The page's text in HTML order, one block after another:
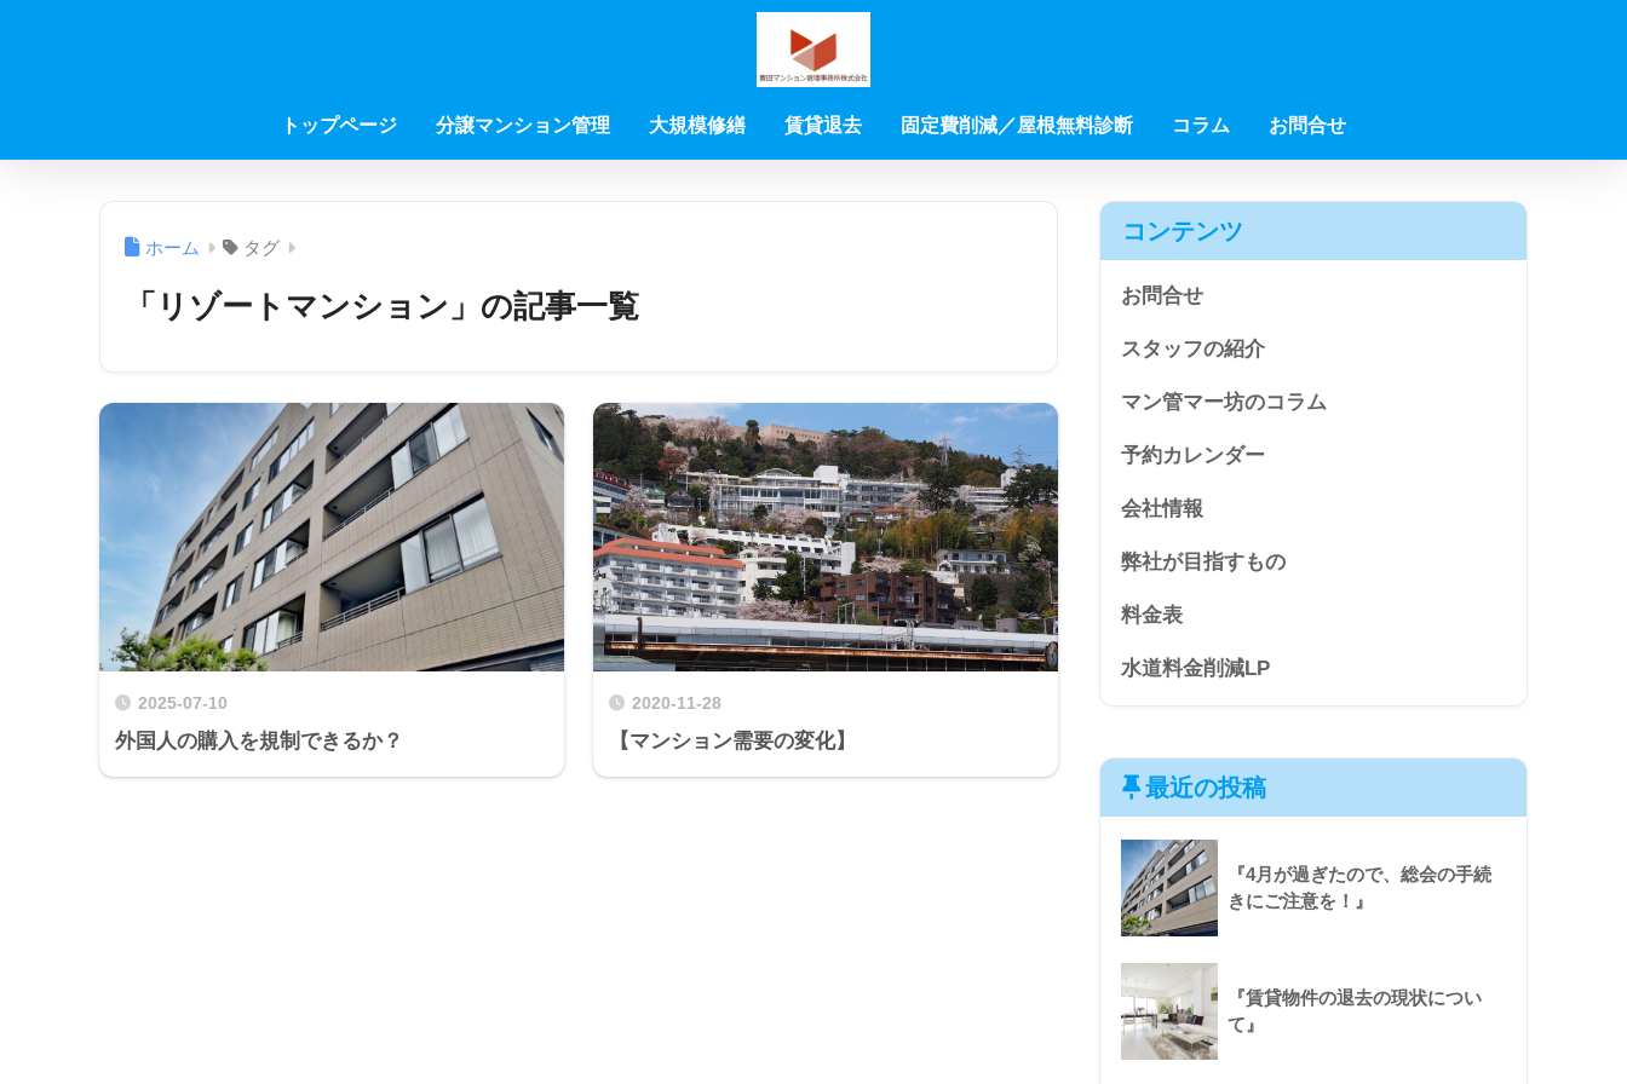
トップページ 分譲マンション管理 大規模修繕 賃貸退去 固定費削減／屋根無料診断 コラム お問合せ
ホーム タグ
「リゾートマンション」の記事一覧
2025-07-10
外国人の購入を規制できるか？
2020-11-28
【マンション需要の変化】
コンテンツ
お問合せ
スタッフの紹介
マン管マー坊のコラム
予約カレンダー
会社情報
弊社が目指すもの
料金表
水道料金削減LP
最近の投稿
『4月が過ぎたので、総会の手続
きにご注意を！』
『賃貸物件の退去の現状につい
て』